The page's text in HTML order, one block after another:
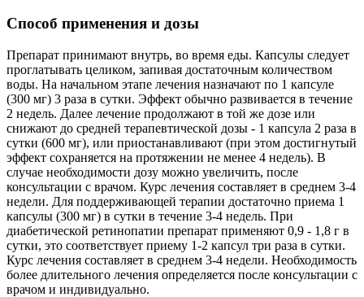
Способ применения и дозы
Препарат принимают внутрь, во время еды. Капсулы следует
проглатывать целиком, запивая достаточным количеством
воды. На начальном этапе лечения назначают по 1 капсуле
(300 мг) 3 раза в сутки. Эффект обычно развивается в течение
2 недель. Далее лечение продолжают в той же дозе или
снижают до средней терапевтической дозы - 1 капсула 2 раза в
сутки (600 мг), или приостанавливают (при этом достигнутый
эффект сохраняется на протяжении не менее 4 недель). В
случае необходимости дозу можно увеличить, после
консультации с врачом. Курс лечения составляет в среднем 3-4
недели. Для поддерживающей терапии достаточно приема 1
капсулы (300 мг) в сутки в течение 3-4 недель. При
диабетической ретинопатии препарат применяют 0,9 - 1,8 г в
сутки, это соответствует приему 1-2 капсул три раза в сутки.
Курс лечения составляет в среднем 3-4 недели. Необходимость
более длительного лечения определяется после консультации с
врачом и индивидуально.